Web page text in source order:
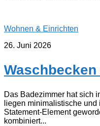
Wohnen & Einrichten
26. Juni 2026
Das Badezimmer hat sich
liegen minimalistische
Statement-Element
kombiniert...